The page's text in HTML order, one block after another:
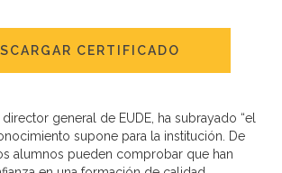
CERTIFICADO
, director general de EUDE, ha subrayado “el
supone para la institución. De
alumnos pueden comprobar que han